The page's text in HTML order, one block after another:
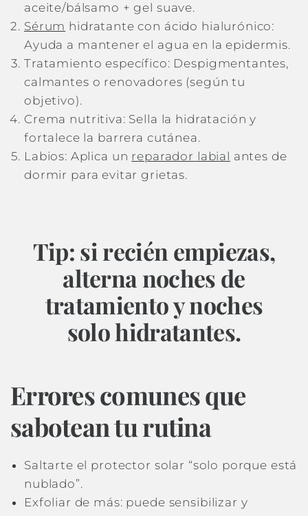
aceite/bálsamo + gel suave.
Sérum hidratante con ácido hialurónico:
Ayuda a mantener el agua en la epidermis.
Tratamiento específico: Despigmentantes,
calmantes o renovadores (según tu
objetivo).
Crema nutritiva: Sella la hidratación y
fortalece la barrera cutánea.
Labios: Aplica un reparador labial antes de
dormir para evitar grietas.
Tip: si recién empiezas,
alterna noches de
tratamiento y noches
solo hidratantes.
Errores comunes que
sabotean tu rutina
Saltarte el protector solar “solo porque está
nublado”.
Exfoliar de más: puede sensibilizar y